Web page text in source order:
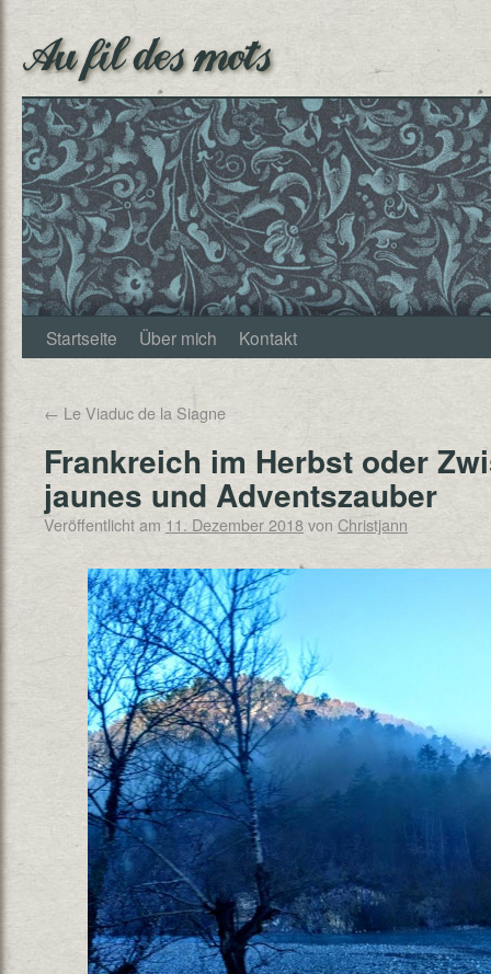
Au fil des mots
Startseite Über mich Kontakt
← Le Viaduc de la Siagne
Frankreich im Herbst oder
jaunes und Adventszauber
Veröffentlicht am 11. Dezember 2018von Christjann